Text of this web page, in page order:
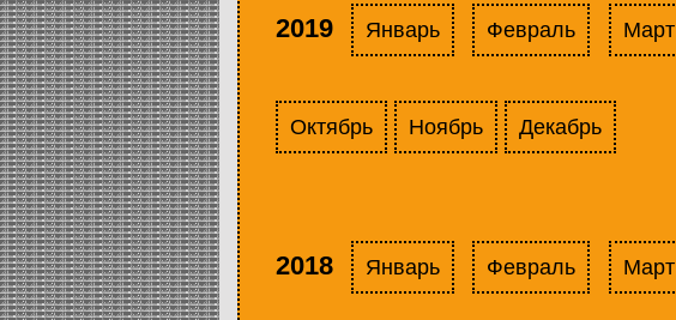
2019 Январь Февраль Март
Октябрь Ноябрь Декабрь
2018 Январь Февраль Март